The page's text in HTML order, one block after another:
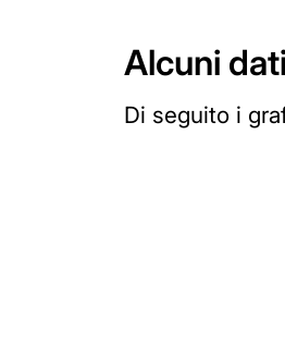
Alcuni dati
Di seguito i